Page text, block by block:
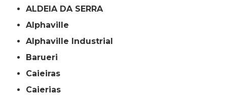
ALDEIA DA SERRA
Alphaville
Alphaville Industrial
Barueri
Caieiras
Caierias